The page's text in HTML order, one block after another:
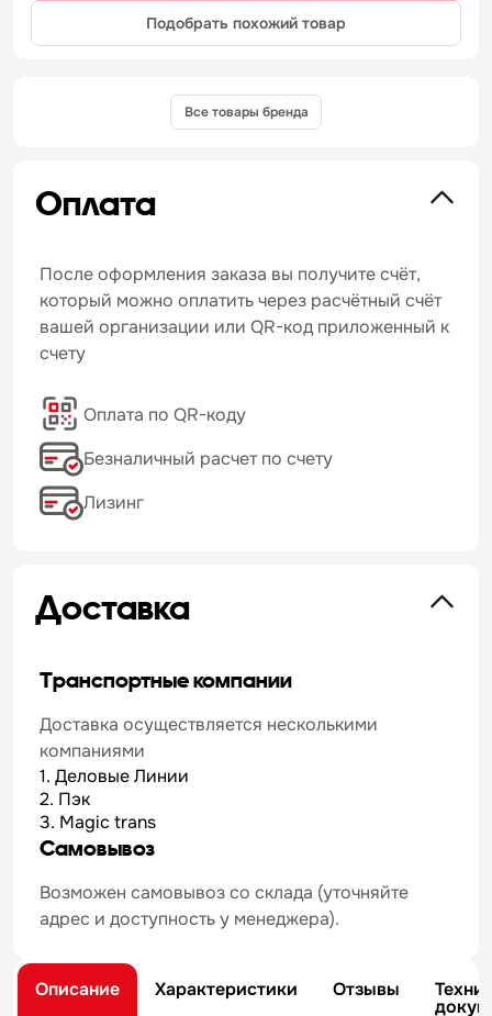
Подобрать похожий товар
Все товары бренда
Оплата
После оформления заказа вы получите счёт,
который можно оплатить через расчётный счёт
вашей организации или QR-код приложенный к
счету
Оплата по QR-коду
Безналичный расчет по счету
Лизинг
Доставка
Транспортные компании
Доставка осуществляется несколькими
компаниями
1. Деловые Линии
2. Пэк
3. Magic trans
Самовывоз
Возможен самовывоз со склада (уточняйте
адрес и доступность у менеджера).
Описание Характеристики Отзывы